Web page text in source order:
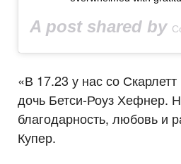
A post shared by
«В 17.23 у нас со
дочь Бетси-Роуз Хефнер.
благодарность, любовь и
Купер.